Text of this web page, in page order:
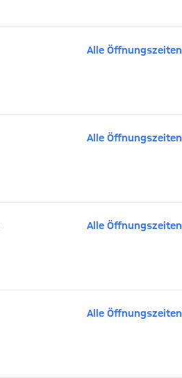
Alle Öffnungszeiten
Alle Öffnungszeiten
Alle Öffnungszeiten
Alle Öffnungszeiten